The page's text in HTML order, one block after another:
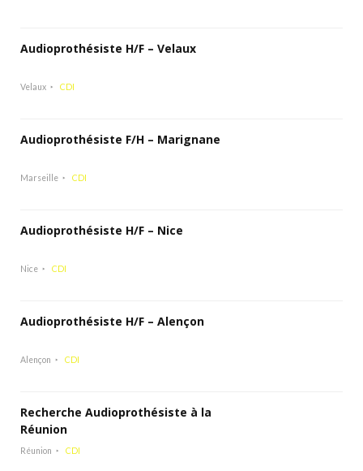
Audioprothésiste H/F – Velaux
Velaux CDI
Audioprothésiste F/H – Marignane
Marseille CDI
Audioprothésiste H/F – Nice
Nice CDI
Audioprothésiste H/F – Alençon
Alençon CDI
Recherche Audioprothésiste à la
Réunion
Réunion CDI